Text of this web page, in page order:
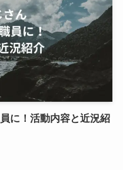
に！活動内容と近況紹